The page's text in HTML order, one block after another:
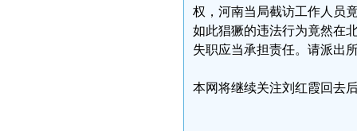
权，河南当局截访工作人员
如此猖獗的违法行为竟然在
失职应当承担责任。请派出
本网将继续关注刘红霞回去